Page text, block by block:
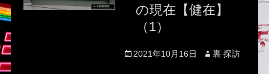
の現在【健在】
（1）
Posted
2021年10月16日 Author
裏 探訪